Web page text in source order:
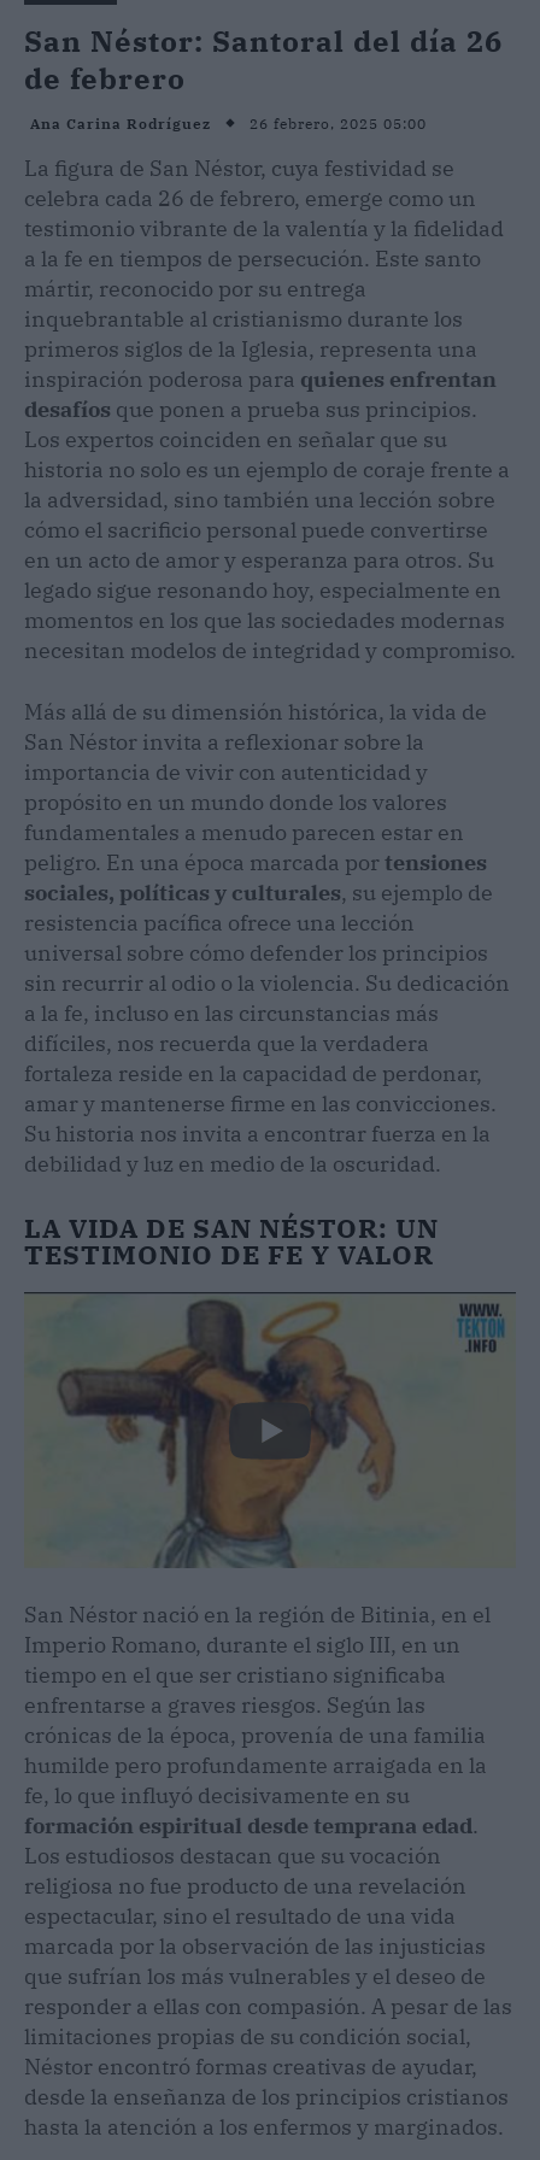
San Néstor: Santoral del día 26
de febrero
Ana Carina Rodríguez 26 febrero, 2025 05:00
La figura de San Néstor, cuya festividad se
celebra cada 26 de febrero, emerge como un
testimonio vibrante de la valentía y la fidelidad
a la fe en tiempos de persecución. Este santo
mártir, reconocido por su entrega
inquebrantable al cristianismo durante los
primeros siglos de la Iglesia, representa una
inspiración poderosa para quienes enfrentan
desafíos que ponen a prueba sus principios.
Los expertos coinciden en señalar que su
historia no solo es un ejemplo de coraje frente a
la adversidad, sino también una lección sobre
cómo el sacrificio personal puede convertirse
en un acto de amor y esperanza para otros. Su
legado sigue resonando hoy, especialmente en
momentos en los que las sociedades modernas
necesitan modelos de integridad y compromiso.
Más allá de su dimensión histórica, la vida de
San Néstor invita a reflexionar sobre la
importancia de vivir con autenticidad y
propósito en un mundo donde los valores
fundamentales a menudo parecen estar en
peligro. En una época marcada portensiones
sociales, políticas y culturales, su ejemplo de
resistencia pacífica ofrece una lección
universal sobre cómo defender los principios
sin recurrir al odio o la violencia. Su dedicación
a la fe, incluso en las circunstancias más
difíciles, nos recuerda que la verdadera
fortaleza reside en la capacidad de perdonar,
amar y mantenerse firme en las convicciones.
Su historia nos invita a encontrar fuerza en la
debilidad y luz en medio de la oscuridad.
LA VIDA DE SAN NÉSTOR: UN
TESTIMONIO DE FE Y VALOR
San Néstor nació en la región de Bitinia, en el
Imperio Romano, durante el siglo III, en un
tiempo en el que ser cristiano significaba
enfrentarse a graves riesgos. Según las
crónicas de la época, provenía de una familia
humilde pero profundamente arraigada en la
fe, lo que influyó decisivamente en su
formación espiritual desde temprana edad.
Los estudiosos destacan que su vocación
religiosa no fue producto de una revelación
espectacular, sino el resultado de una vida
marcada por la observación de las injusticias
que sufrían los más vulnerables y el deseo de
responder a ellas con compasión. A pesar de las
limitaciones propias de su condición social,
Néstor encontró formas creativas de ayudar,
desde la enseñanza de los principios cristianos
hasta la atención a los enfermos y marginados.